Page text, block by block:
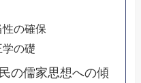
の確保
の礎
の儒家思想への傾